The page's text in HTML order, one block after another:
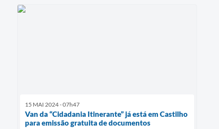
15 MAI 2024 - 07h47
Van da “Cidadania Itinerante” já está em Castilho
para emissão gratuita de documentos